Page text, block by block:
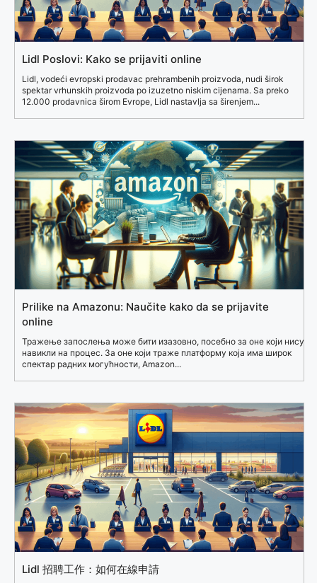
Lidl Poslovi: Kako se prijaviti online
Lidl, vodeći evropski prodavac prehrambenih proizvoda, nudi širok
spektar vrhunskih proizvoda po izuzetno niskim cijenama. Sa preko
12.000 prodavnica širom Evrope, Lidl nastavlja sa širenjem...
Prilike na Amazonu: Naučite kako da se prijavite
online
Тражење запослења може бити изазовно, посебно за оне који нису
навикли на процес. За оне који траже платформу која има широк
спектар радних могућности, Amazon...
Lidl 招聘工作：如何在線申請